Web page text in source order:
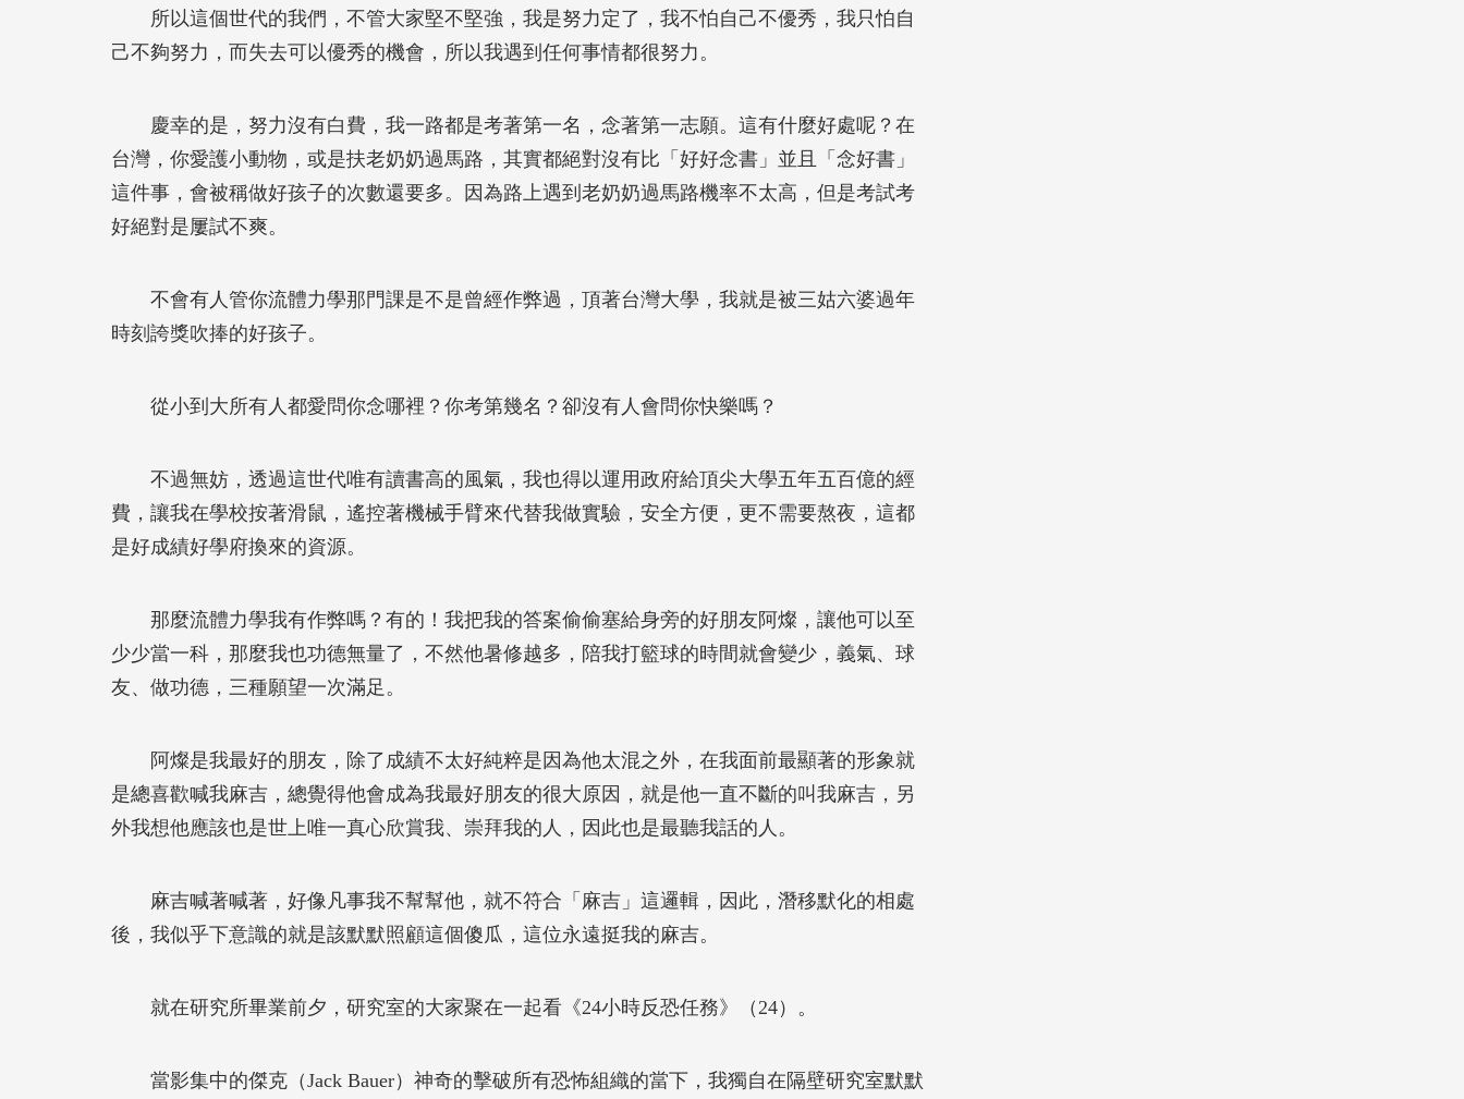
所以這個世代的我們，不管大家堅不堅強，我是努力定了，我不怕自己不優秀，我只怕自
己不夠努力，而失去可以優秀的機會，所以我遇到任何事情都很努力。
慶幸的是，努力沒有白費，我一路都是考著第一名，念著第一志願。這有什麼好處呢？在
台灣，你愛護小動物，或是扶老奶奶過馬路，其實都絕對沒有比「好好念書」並且「念好書」
這件事，會被稱做好孩子的次數還要多。因為路上遇到老奶奶過馬路機率不太高，但是考試考
好絕對是屢試不爽。
不會有人管你流體力學那門課是不是曾經作弊過，頂著台灣大學，我就是被三姑六婆過年
時刻誇獎吹捧的好孩子。
從小到大所有人都愛問你念哪裡？你考第幾名？卻沒有人會問你快樂嗎？
不過無妨，透過這世代唯有讀書高的風氣，我也得以運用政府給頂尖大學五年五百億的經
費，讓我在學校按著滑鼠，遙控著機械手臂來代替我做實驗，安全方便，更不需要熬夜，這都
是好成績好學府換來的資源。
那麼流體力學我有作弊嗎？有的！我把我的答案偷偷塞給身旁的好朋友阿燦，讓他可以至
少少當一科，那麼我也功德無量了，不然他暑修越多，陪我打籃球的時間就會變少，義氣、球
友、做功德，三種願望一次滿足。
阿燦是我最好的朋友，除了成績不太好純粹是因為他太混之外，在我面前最顯著的形象就
是總喜歡喊我麻吉，總覺得他會成為我最好朋友的很大原因，就是他一直不斷的叫我麻吉，另
外我想他應該也是世上唯一真心欣賞我、崇拜我的人，因此也是最聽我話的人。
麻吉喊著喊著，好像凡事我不幫幫他，就不符合「麻吉」這邏輯，因此，潛移默化的相處
後，我似乎下意識的就是該默默照顧這個傻瓜，這位永遠挺我的麻吉。
就在研究所畢業前夕，研究室的大家聚在一起看《24小時反恐任務》（24）。
當影集中的傑克（Jack Bauer）神奇的擊破所有恐怖組織的當下，我獨自在隔壁研究室默默